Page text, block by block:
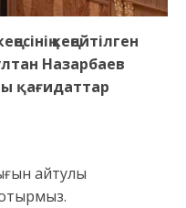
кеңейтілген
Назарбаев
қағидаттар
айтулы